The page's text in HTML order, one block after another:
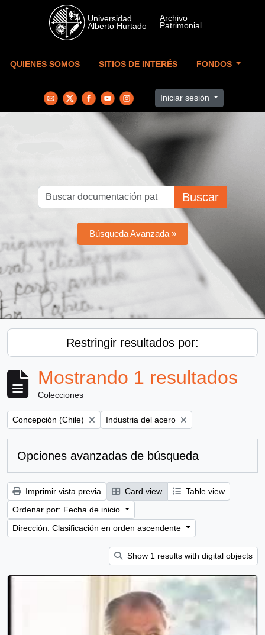
Skip to main content
QUIENES SOMOS SITIOS DE INTERÉS FONDOS
Iniciar sesión
Buscar
Búsqueda Avanzada »
Restringir resultados por:
Mostrando 1 resultados
Colecciones
Remove filter:
Concepción (Chile) Remove filter:
Industria del acero
Opciones avanzadas de búsqueda
Imprimir vista previa Card view
Table view
Ordenar por: Fecha de inicio
Dirección: Clasificación en orden ascendente
Show 1 results with digital objects